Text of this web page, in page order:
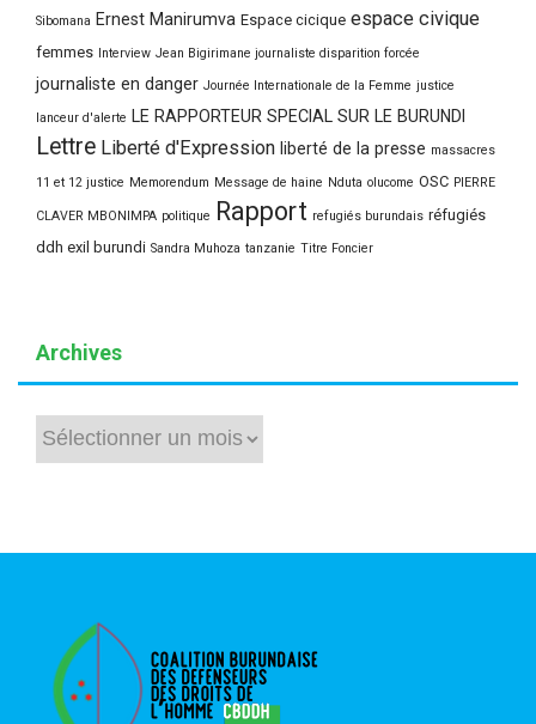
Sibomana Ernest Manirumva Espace cicique espace civique
femmes Interview Jean Bigirimane journaliste disparition forcée
journaliste en danger Journée Internationale de la Femme justice
lanceur d'alerte LE RAPPORTEUR SPECIAL SUR LE BURUNDI
Lettre Liberté d'Expression liberté de la presse massacres
11 et 12 justice Memorendum Message de haine Nduta olucome OSC PIERRE
CLAVER MBONIMPA politique Rapport refugiés burundais réfugiés
ddh exil burundi Sandra Muhoza tanzanie Titre Foncier
Archives
Archives